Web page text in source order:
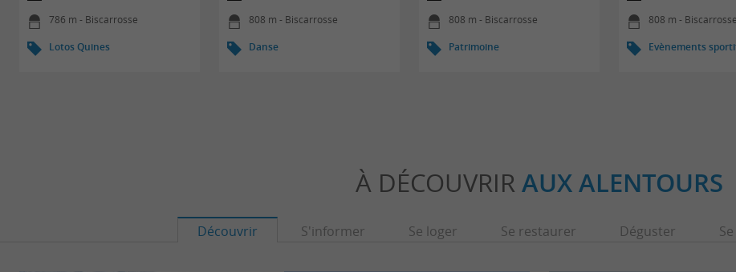
786 m - Biscarrosse
Lotos Quines
808 m - Biscarrosse
Danse
808 m - Biscarrosse
Patrimoine
808 m - Biscarrosse
Evènements
À DÉCOUVRIR AUX ALENTOURS
Découvrir S'informer Se loger Se restaurer Déguster